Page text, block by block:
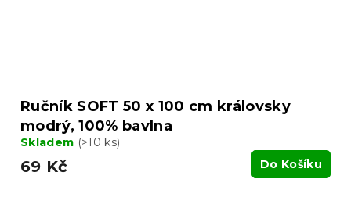
Ručník SOFT 50 x 100 cm královsky
modrý, 100% bavlna
Skladem (>10 ks)
69 Kč Do Košíku